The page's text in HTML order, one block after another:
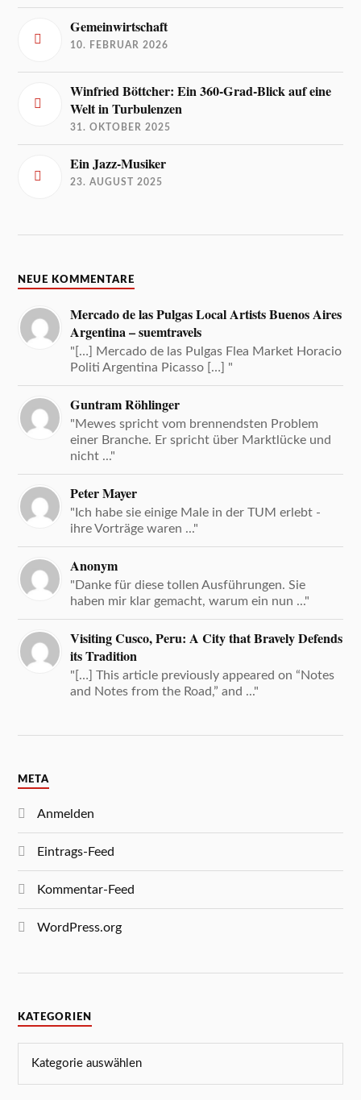
Gemeinwirtschaft
10. FEBRUAR 2026
Winfried Böttcher: Ein 360-Grad-Blick auf eine
Welt in Turbulenzen
31. OKTOBER 2025
Ein Jazz-Musiker
23. AUGUST 2025
NEUE KOMMENTARE
Mercado de las Pulgas Local Artists Buenos Aires
Argentina – suemtravels
"[…] Mercado de las Pulgas Flea Market Horacio
Politi Argentina Picasso […] "
Guntram Röhlinger
"Mewes spricht vom brennendsten Problem
einer Branche. Er spricht über Marktlücke und
nicht ..."
Peter Mayer
"Ich habe sie einige Male in der TUM erlebt -
ihre Vorträge waren ..."
Anonym
"Danke für diese tollen Ausführungen. Sie
haben mir klar gemacht, warum ein nun ..."
Visiting Cusco, Peru: A City that Bravely Defends
its Tradition
"[…] This article previously appeared on “Notes
and Notes from the Road,” and ..."
META
Anmelden
Eintrags-Feed
Kommentar-Feed
WordPress.org
KATEGORIEN